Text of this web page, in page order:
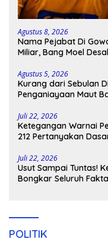
Agustus 8, 2026
Nama Pejabat Di
Miliar, Bang Moel
Agustus 5, 2026
Kurang dari Sebulan
Penganiayaan Maut
Juli 22, 2026
Ketegangan Warnai
212 Pertanyakan
Juli 22, 2026
Usut Sampai Tuntas!
Bongkar Seluruh
POLITIK